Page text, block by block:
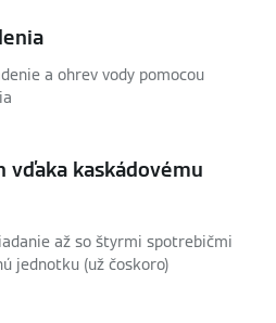
a ohrev vody pomocou
vďaka kaskádovému
až so štyrmi spotrebičmi
jednotku (už čoskoro)